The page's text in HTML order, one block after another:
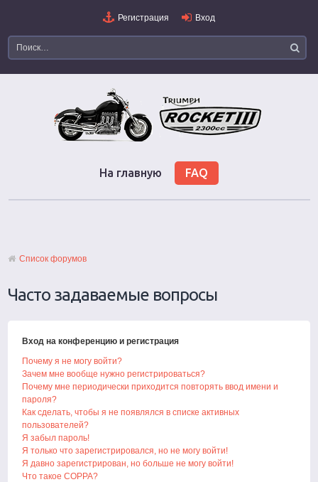
Регистрация Вход
На главную FAQ
Список форумов
Часто задаваемые вопросы
Вход на конференцию и регистрация
Почему я не могу войти?
Зачем мне вообще нужно регистрироваться?
Почему мне периодически приходится повторять ввод имени и
пароля?
Как сделать, чтобы я не появлялся в списке активных
пользователей?
Я забыл пароль!
Я только что зарегистрировался, но не могу войти!
Я давно зарегистрирован, но больше не могу войти!
Что такое COPPA?